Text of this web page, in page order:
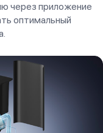
через приложение
оптимальный